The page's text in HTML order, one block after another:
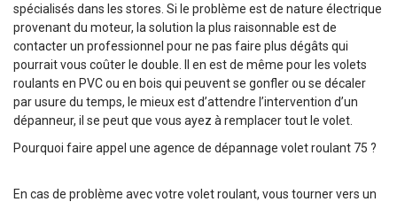
spécialisés dans les stores. Si le problème est de nature électrique
provenant du moteur, la solution la plus raisonnable est de
contacter un professionnel pour ne pas faire plus dégâts qui
pourrait vous coûter le double. Il en est de même pour les volets
roulants en PVC ou en bois qui peuvent se gonfler ou se décaler
par usure du temps, le mieux est d’attendre l’intervention d’un
dépanneur, il se peut que vous ayez à remplacer tout le volet.
Pourquoi faire appel une agence de dépannage volet roulant 75 ?
En cas de problème avec votre volet roulant, vous tourner vers un